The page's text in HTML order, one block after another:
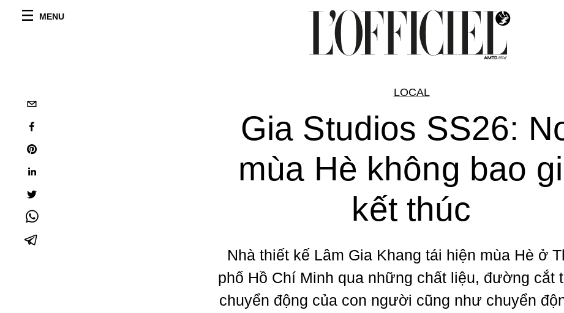
MENU
LOCAL
Gia Studios SS26:
mùa Hè không bao
kết thúc
Nhà thiết kế Lâm Gia Khang tái hiện mùa Hè ở
phố Hồ Chí Minh qua những chất liệu, đường cắt
chuyển động của con người cũng như chuyển